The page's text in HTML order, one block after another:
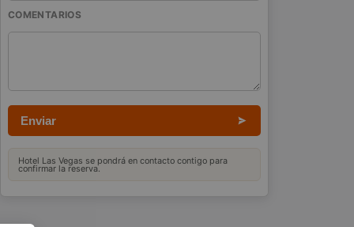
COMENTARIOS
Hotel Las Vegas se pondrá en contacto contigo para
confirmar la reserva.